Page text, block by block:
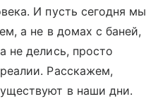
И пусть сегодня мы
а не в домах с баней,
не делись, просто
Расскажем,
в наши дни.